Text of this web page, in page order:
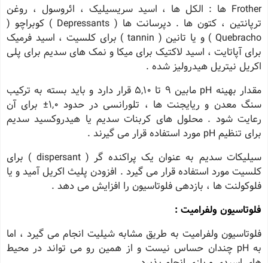
Frother ها : الکل ها ، اسید سریسیلیک ، ائروسول ، روغن
ترپانتین ، کتون ها . دپرسانت ها ( Depressants ) کوبراچو (
Quebracho ) و یا تانین ( tannin ) برای کلسیت ، اسید فرمیک
برای آپاتایت ، اسید لاکتیک برای میکا و نمک های سدیم برای پلی
اکریل نیتریل هیدرولیز شده .
مقدار بهینه pH مابین 9 تا 5,10 قرار دارد و باید بسته به ترکیب
سنگ معدن و ریایجنت ها ، تلورانسی در حدود 1,0± برای آن
رعایت شود . محلول های کربنات سدیم یا هیدروکسید سدیم
برای تنظیم pH مورد استفاده قرار می گیرند .
سیلیکات سدیم به عنوان یک پراکنده گر ( dispersant ) برای
کلسیت مورد استفاده قرار می گیرد . افزودن پلیث اکریل آمید و یا
فلوکولنت ها ، بازدهی فلوتاسیون را افزایش می دهد .
فلوتاسیون ولفرامیت :
فلوتاسیون ولفرامیت به طریق مشابه شیلیت انجام می گیرد ، اما
به pH چندان حساس نیست و از همین رو می تواند در محیط